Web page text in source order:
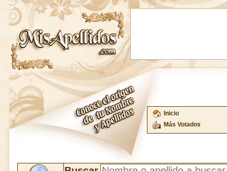
Inicio
Más Votados